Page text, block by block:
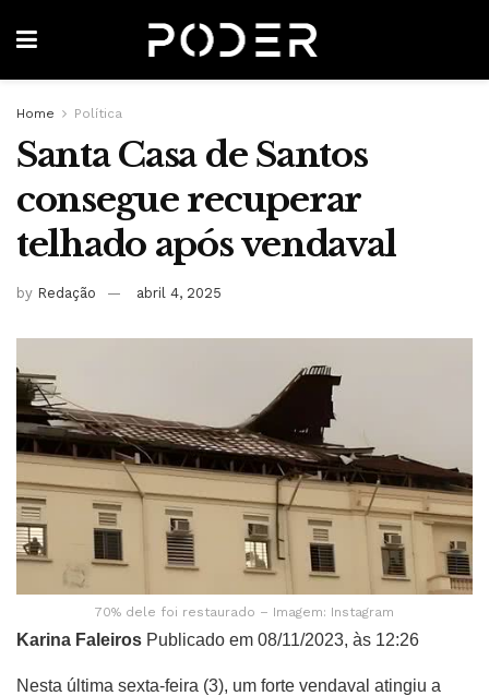
Home Política
Santa Casa de Santos
consegue recuperar
telhado após vendaval
by Redação abril 4, 2025
70% dele foi restaurado – Imagem: Instagram
Karina Faleiros Publicado em 08/11/2023, às 12:26
Nesta última sexta-feira (3), um forte vendaval atingiu a